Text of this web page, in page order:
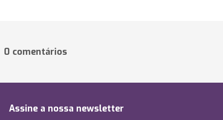
0 comentários
Assine a nossa newsletter